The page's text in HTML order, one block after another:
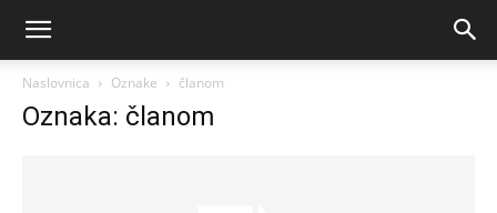
Naslovnica Oznake članom
Oznaka: članom